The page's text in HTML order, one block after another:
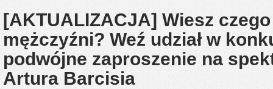
[AKTUALIZACJA] Wiesz
mężczyźni? Weź udział w
podwójne zaproszenie na
Artura Barcisia